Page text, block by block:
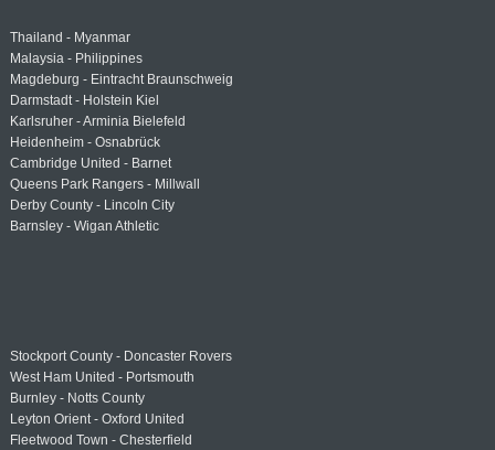
Thailand - Myanmar
Malaysia - Philippines
Magdeburg - Eintracht Braunschweig
Darmstadt - Holstein Kiel
Karlsruher - Arminia Bielefeld
Heidenheim - Osnabrück
Cambridge United - Barnet
Queens Park Rangers - Millwall
Derby County - Lincoln City
Barnsley - Wigan Athletic
Stockport County - Doncaster Rovers
West Ham United - Portsmouth
Burnley - Notts County
Leyton Orient - Oxford United
Fleetwood Town - Chesterfield